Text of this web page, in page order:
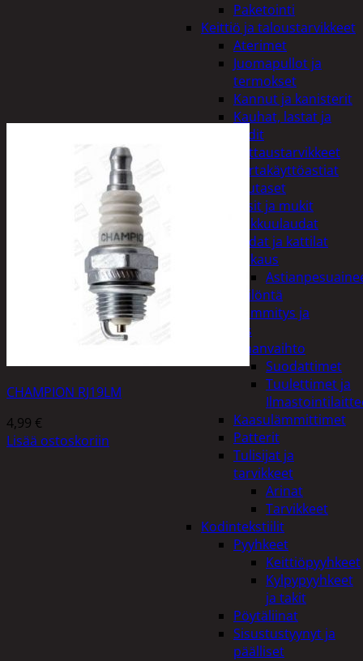
Paketointi
Keittiö ja taloustarvikkeet
Aterimet
Juomapullot ja
termokset
Kannut ja kanisterit
Kauhat, lastat ja
sudit
Kattaustarvikkeet
Kertakäyttöastiat
Lautaset
Lasit ja mukit
Leikkuulaudat
Padat ja kattilat
Tiskaus
Säilöntä
Kodin lämmitys ja
tuuletus
Ilmanvaihto
Suodattimet
Tuulettimet ja
Kaasulämmittimet
Patterit
Tulisijat ja
tarvikkeet
Arinat
Tarvikkeet
Kodintekstiilit
Pyyhkeet
Keittiöpyyhkeet
Kylpypyyhkeet
ja takit
Pöytäliinat
Sisustustyynyt ja
päälliset
CHAMPION RJ19LM
4,99 €
Lisää ostoskoriin